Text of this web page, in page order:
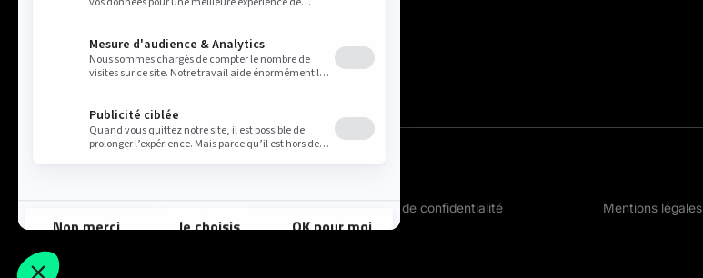
Optimisation des prix & promotions
Politique de confidentialité Mentions légales